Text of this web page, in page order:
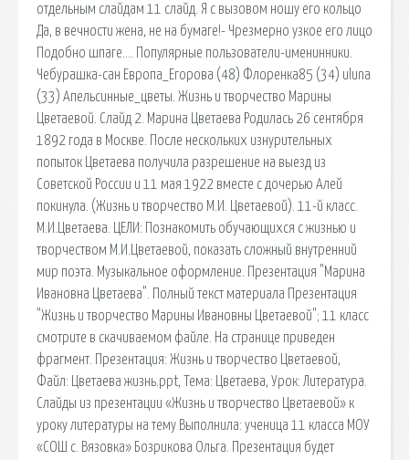
отдельным слайдам 11 слайд. Я с вызовом ношу его кольцо
Да, в вечности жена, не на бумаге!- Чрезмерно узкое его лицо
Подобно шпаге…. Популярные пользователи-именинники.
Чебурашка-сан Европа_Егорова (48) Флоренка85 (34) uluna
(33) Апельсинные_цветы. Жизнь и творчество Марины
Цветаевой. Слайд 2. Марина Цветаева Родилась 26 сентября
1892 года в Москве. После нескольких изнурительных
попыток Цветаева получила разрешение на выезд из
Советской России и 11 мая 1922 вместе с дочерью Алей
покинула. (Жизнь и творчество М.И. Цветаевой). 11-й класс.
М.И.Цветаева. ЦЕЛИ: Познакомить обучающихся с жизнью и
творчеством М.И.Цветаевой, показать сложный внутренний
мир поэта. Музыкальное оформление. Презентация "Марина
Ивановна Цветаева". Полный текст материала Презентация
"Жизнь и творчество Марины Ивановны Цветаевой"; 11 класс
смотрите в скачиваемом файле. На странице приведен
фрагмент. Презентация: Жизнь и творчество Цветаевой,
Файл: Цветаева жизнь.ppt, Тема: Цветаева, Урок: Литература.
Слайды из презентации «Жизнь и творчество Цветаевой» к
уроку литературы на тему Выполнила: ученица 11 класса МОУ
«СОШ с. Вязовка» Бозрикова Ольга. Презентация будет